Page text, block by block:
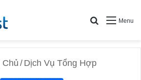
Menu
Search for
Chủ/ Dịch Vụ Tổng Hợp